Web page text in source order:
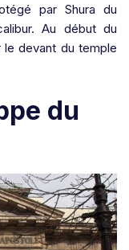
par Shura du
Au début du
devant du temple
du